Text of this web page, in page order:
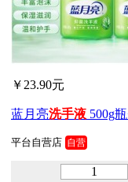
￥23.90元
蓝月亮洗手液 500g
平台自营店 自营